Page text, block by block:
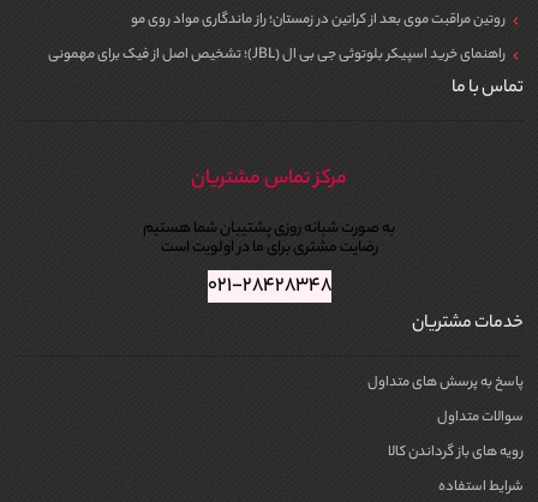
روتین مراقبت موی بعد از کراتین در زمستان؛ راز ماندگاری مواد روی مو
راهنمای خرید اسپیکر بلوتوثی جی بی ال (JBL)؛ تشخیص اصل از فیک برای مهمونی
تماس با ما
مرکز تماس مشتریان
به صورت شبانه روزی پشتیبان شما هستیم
رضایت مشتری برای ما در اولویت است
۰۲۱-۲۸۴۲۸۳۴۸
خدمات مشتریان
پاسخ به پرسش های متداول
سوالات متداول
رویه های باز گرداندن کالا
شرایط استفاده